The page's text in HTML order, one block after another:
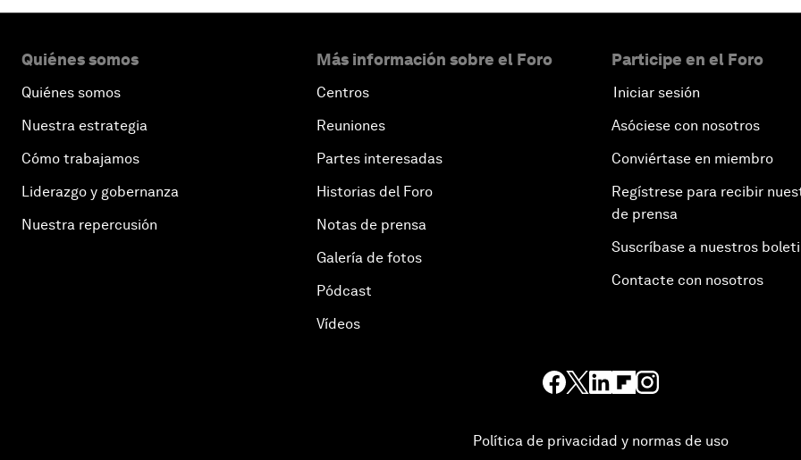
Quiénes somos
Quiénes somos
Nuestra estrategia
Cómo trabajamos
Liderazgo y gobernanza
Nuestra repercusión
Más información sobre el Foro
Centros
Reuniones
Partes interesadas
Historias del Foro
Notas de prensa
Galería de fotos
Pódcast
Vídeos
Participe en el Foro
Iniciar sesión
Asóciese con nosotros
Conviértase en miembro
Regístrese para recibir
de prensa
Suscríbase a nuestros
Contacte con nosotros
Política de privacidad y normas de uso